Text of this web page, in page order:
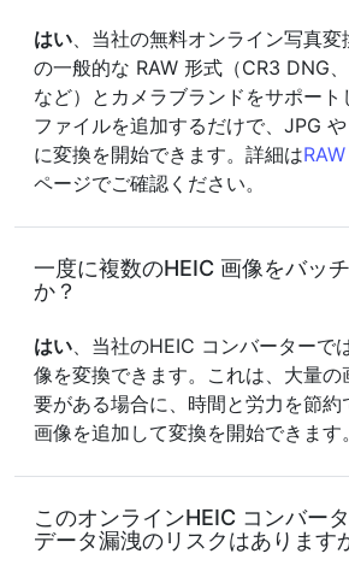
はい、当社の無料オンライン写真変
の一般的な RAW 形式（CR3 DNG
など）とカメラブランドをサポート
ファイルを追加するだけで、JPG
に変換を開始できます。詳細は
ページでご確認ください。
一度に複数のHEIC 画像をバッ
か？
はい、当社のHEIC コンバーターで
像を変換できます。これは、大量
要がある場合に、時間と労力を節
画像を追加して変換を開始できます。
このオンラインHEIC コンバー
データ漏洩のリスクはあります